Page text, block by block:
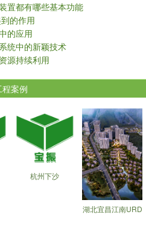
置都有哪些基本功能
的作用
的应用
统中的新颖技术
源持续利用
程案例
杭州下沙
湖北宜昌江南URD